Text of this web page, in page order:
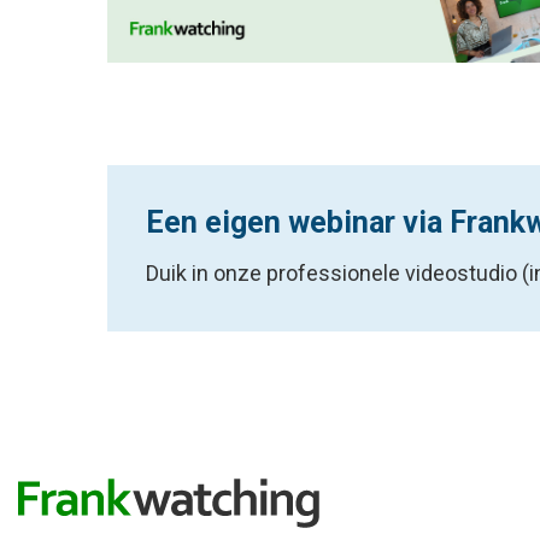
Een eigen webinar via
Duik in onze professionele videostudio